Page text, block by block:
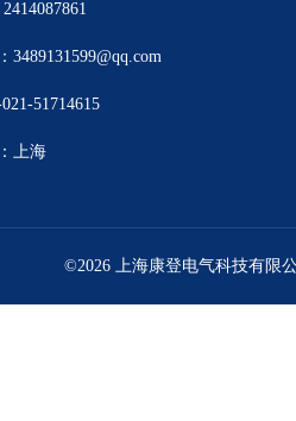
3489131599@qq.com
51714615
上海
©2026 上海康登电气科技有限